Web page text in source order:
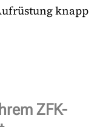
knapp
ZFK-